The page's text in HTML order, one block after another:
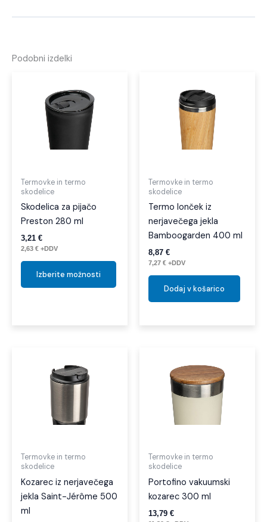
Podobni izdelki
Termovke in termo
skodelice
Skodelica za pijačo
Preston 280 ml
3,21 €
2,63 € +DDV
Izberite možnosti
izbereteTermovke in termo
skodelice
Termo lonček iz
nerjavečega jekla
Bamboogarden 400 ml
8,87 €
7,27 € +DDV
Dodaj v košarico
Termovke in termo
skodelice
Kozarec iz nerjavečega
jekla Saint-Jérôme 500
ml
Termovke in termo
skodelice
Portofino vakuumski
kozarec 300 ml
13,79 €